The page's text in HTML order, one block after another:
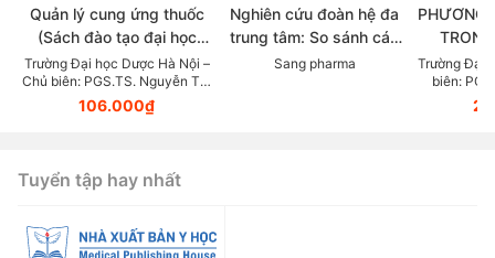
Quản lý cung ứng thuốc
(Sách đào tạo đại học
ngành dược học)
Trường Đại học Dược Hà Nội –
Chủ biên: PGS.TS. Nguyễn Thị
Thanh Hương
106.000₫
Nghiên cứu đoàn hệ đa
trung tâm: So sánh các
chẹn beta trong thực tế
Sang pharma
PHƯƠNG
KHOA
LỰC
giảng
Trường Đại
biên:
Tuyển tập hay nhất